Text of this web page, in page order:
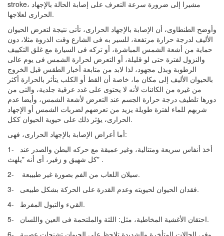
stroke، مشيرا إلى ضرورة سرعة التعرف على إصابة الحالة بالإجهاد
الحرارى لعلاجها.
وأوضح الطنطاوى، أن الإصابة بالإجهاد الحرارى، تأتى نتيجة لتعرض الحيوان
الأليف لدرجة حرارة مرتفعة، للسير به فى الشارع وقت الذروة مثلا، دون
حماية من أشعة الشمس المباشرة، أو تركه فى السيارة مع غلق التكييف
والنزول لفترة حتى لو قليلة، أو التعرض لحرارة الشمس فى يوم عالى
الرطوبة وبذل مجهود، لذا لابد من متابعة أخبار الطقس قبل الخروج
بالحيوان الأليف إلى مكان ما، خاصة أن القط أو الكلب يتأثر بالحرارة أكثر
من غيره من الكائنات لأنه لا يحتوى على غدد عرقية جلدية، والتى من
دورها تلطيف درجة حرارة الجسم عند التعرض لأشعة الشمس، وأيضا عدم
شربهم للماء لفترة طويلة يزيد من تعرضهم لضربات الشمس أو الإجهاد
الحرارى، يؤثر ذلك على حيوية الحيوان ككل.
أما أعراض الإصابة بالإجهاد الحرارى، فهى:
1- أخذ أنفاس سريعة ومتتالية، وغير عميقة مع حركه البطن والصدر عند
كل شهيق و زفير، أى أنه "يلهث" .
2- سيلان اللعاب من الفم بصورة غير طبيبعة.
3- فقدان الحيوان لحيويته وعدم القدرة على الحركة بشكل طبيعى.
4- القيء والتبول المفرط.
5- احتقان الأغشية المخاطية، مثل: اللثة والملتحمة فى العين واللسان.
6- وفى الحالات المتأخرة والشديدة تلاحظ على الحيوان تشنجات عصبية